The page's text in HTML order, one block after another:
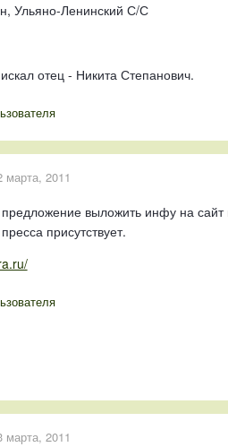
Ульяно-Ленинский С/С
отец - Никита Степанович.
марта, 2011
выложить инфу на
присутствует.
марта, 2011